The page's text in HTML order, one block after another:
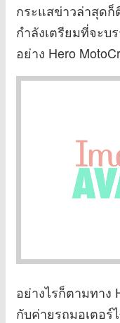
กระแสข่าวล่าสุดก็
กำลังเตรียมที่จะบ
อย่าง Hero
อย่างไรก็ตามทาง
กับค่ายรถมอเตอร์